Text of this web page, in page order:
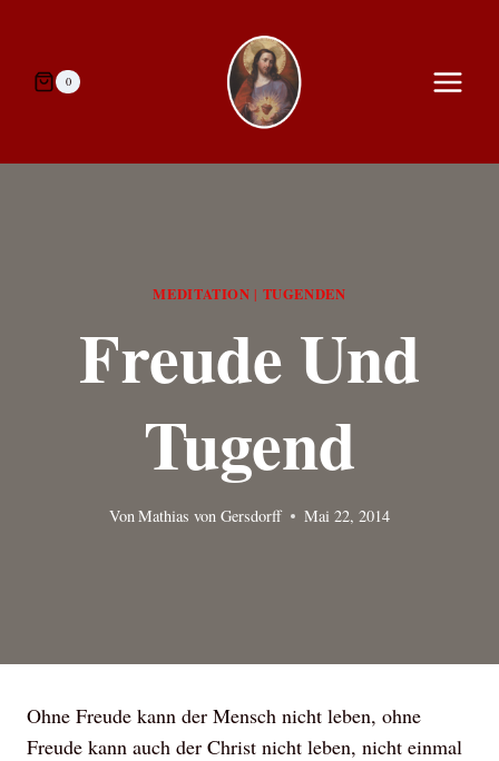
springen0
MEDITATION | TUGENDEN
Freude Und
Tugend
VonMathias von Gersdorff Mai 22, 2014
Ohne Freude kann der Mensch nicht leben, ohne
Freude kann auch der Christ nicht leben, nicht einmal